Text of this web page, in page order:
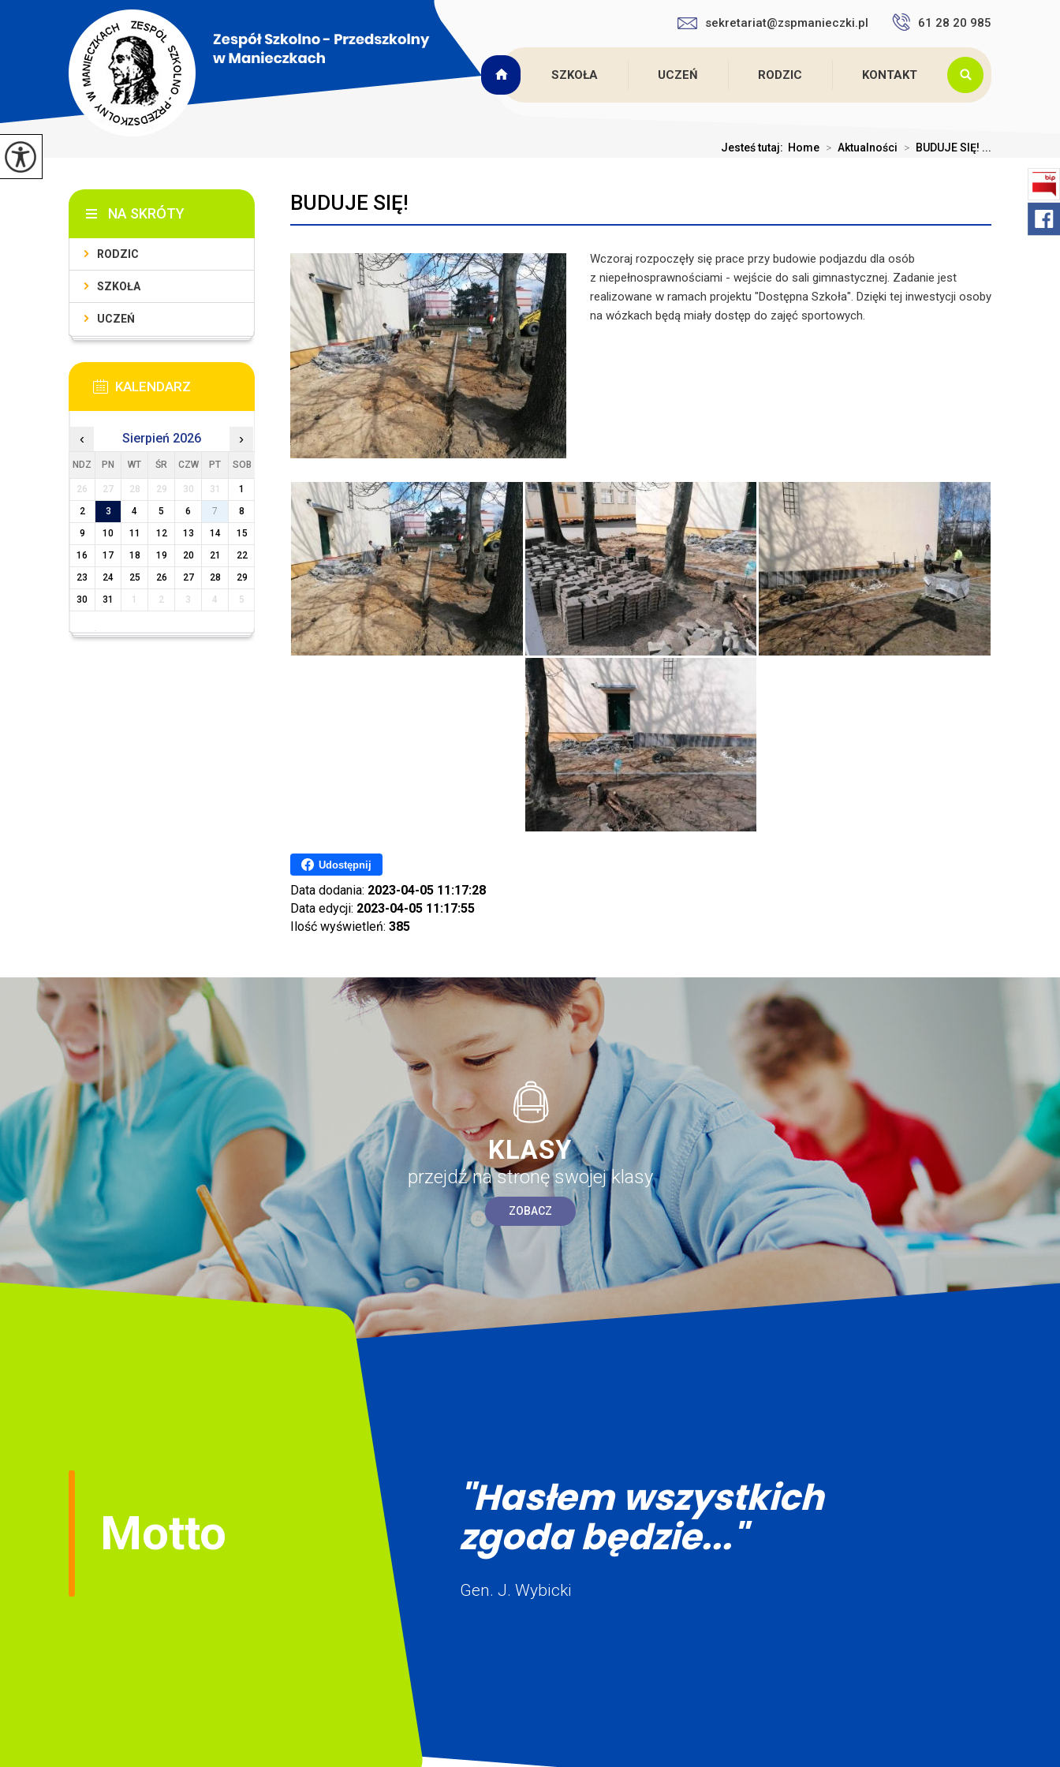
sekretariat@zspmanieczki.pl 61 28 20 985
SZKOŁA UCZEŃ RODZIC KONTAKT
Jesteś tutaj: Home > Aktualności > BUDUJE SIĘ! ...
BUDUJE SIĘ!
Wczoraj rozpoczęły się prace przy budowie podjazdu dla osób
z niepełnosprawnościami - wejście do sali gimnastycznej. Zadanie jest
realizowane w ramach projektu "Dostępna Szkoła". Dzięki tej inwestycji osoby
na wózkach będą miały dostęp do zajęć sportowych.
Udostępnij
Data dodania: 2023-04-05 11:17:28
Data edycji: 2023-04-05 11:17:55
Ilość wyświetleń: 385
NA SKRÓTY
RODZIC
SZKOŁA
UCZEŃ
KALENDARZ
‹ Sierpień 2026 ›
NDZ PN WT ŚR CZW PT SOB
26 27 28 29 30 31
1
2
3 4 5 6 7
8
9
10 11 12 13 14
15
16
17 18 19 20 21
22
23
24 25 26 27 28
29
30
31 1 2 3 4 5
KLASY
przejdź na stronę swojej klasy
ZOBACZ
"Hasłem wszystkich
zgoda będzie..."
Gen. J. Wybicki